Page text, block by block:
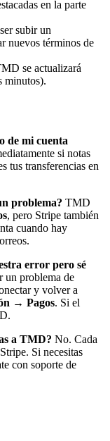
en la parte
subir un
nuevos términos de
se actualizará
minutos).
de mi cuenta
si notas
tus transferencias en
problema? TMD
, pero Stripe también
cuando hay
error pero sé
un problema de
y volver a
→ Pagos. Si el
a TMD? No. Cada
Si necesitas
con soporte de